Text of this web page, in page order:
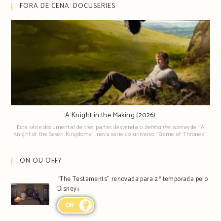
FORA DE CENA: DOCUSERIES
A Knight in the Making (2026)
Esta série documental de três partes desvenda o behind the scenesde "A
Knight of the Seven Kingdoms", nova série do universo "Game of Thrones".
ON OU OFF?
“The Testaments” renovada para 2ª temporada pelo
Disney+
ON